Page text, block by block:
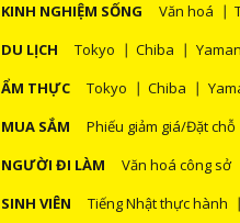
KINH NGHIỆM SỐNG
Văn hoá
DU LỊCH
Tokyo Chiba
ẨM THỰC
Tokyo Chiba
MUA SẮM
Phiếu giảm giá/Đặt chỗ
NGƯỜI ĐI LÀM
Văn hoá công sở
SINH VIÊN
Tiếng Nhật thực hành